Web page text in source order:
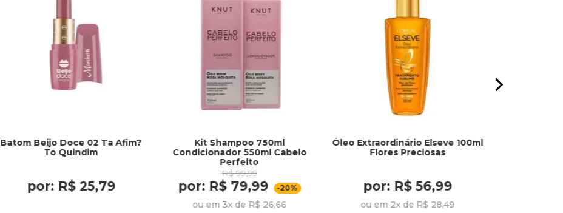
Batom Beijo Doce 02 Ta Afim?
To Quindim
por: R$ 25,79
Kit Shampoo 750ml
Condicionador 550ml Cabelo
Perfeito
R$ 99,99
por: R$ 79,99 -20%
ou em 3x de R$ 26,66
Óleo Extraordinário Elseve 100ml
Flores Preciosas
por: R$ 56,99
ou em 2x de R$ 28,49